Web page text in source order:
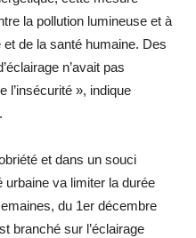
la pollution lumineuse et à
de la santé humaine. Des
n’avait pas
l’insécurité », indique
et dans un souci
urbaine va limiter la durée
du 1er décembre
branché sur l’éclairage